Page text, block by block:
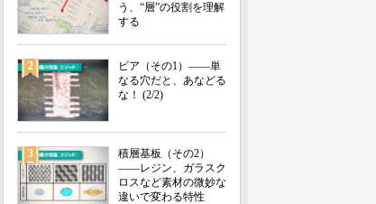
う、“層”の役割を理解
する
2
ビア（その1）――単
なる穴だと、あなどる
な！ (2/2)
3
積層基板（その2）
――レジン、ガラスク
ロスなど素材の微妙な
違いで変わる特性